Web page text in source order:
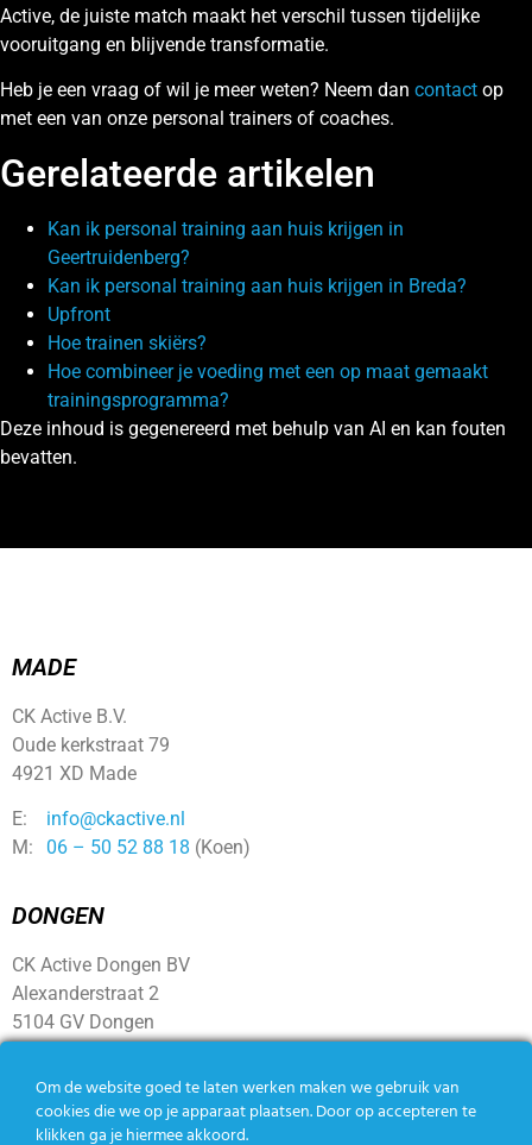
Active, de juiste match maakt het verschil tussen tijdelijke
vooruitgang en blijvende transformatie.
Heb je een vraag of wil je meer weten? Neem dan contact op
met een van onze personal trainers of coaches.
Gerelateerde artikelen
Kan ik personal training aan huis krijgen in
Geertruidenberg?
Kan ik personal training aan huis krijgen in Breda?
Upfront
Hoe trainen skiërs?
Hoe combineer je voeding met een op maat gemaakt
trainingsprogramma?
Deze inhoud is gegenereerd met behulp van AI en kan fouten
bevatten.
MADE
CK Active B.V.
Oude kerkstraat 79
4921 XD Made
E:
info@ckactive.nl
M:
06 – 50 52 88 18 (Koen)
DONGEN
CK Active Dongen BV
Alexanderstraat 2
5104 GV Dongen
SOCIAL
Om de website goed te laten werken maken we gebruik van
cookies die we op je apparaat plaatsen. Door op accepteren te
klikken ga je hiermee akkoord.